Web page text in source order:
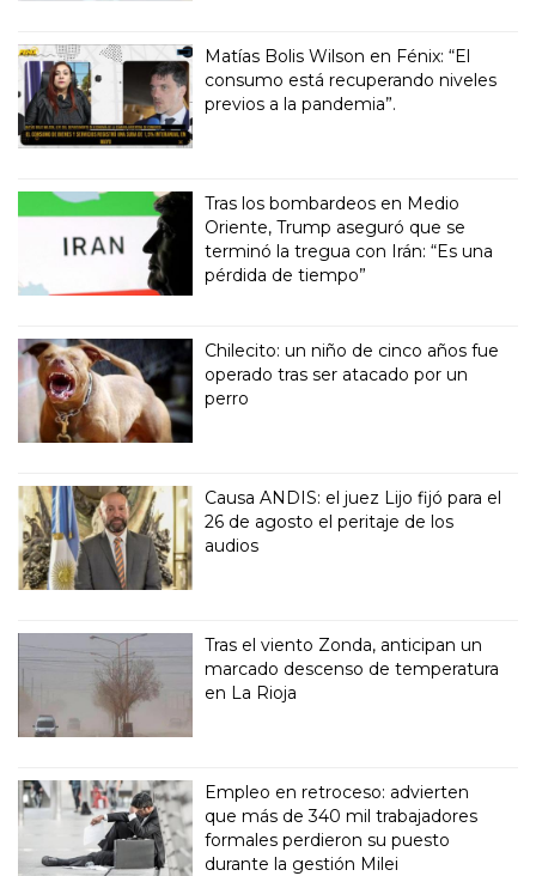
Matías Bolis Wilson en Fénix: “El
consumo está recuperando niveles
previos a la pandemia”.
Tras los bombardeos en Medio
Oriente, Trump aseguró que se
terminó la tregua con Irán: “Es una
pérdida de tiempo”
Chilecito: un niño de cinco años fue
operado tras ser atacado por un
perro
Causa ANDIS: el juez Lijo fijó para el
26 de agosto el peritaje de los
audios
Tras el viento Zonda, anticipan un
marcado descenso de temperatura
en La Rioja
Empleo en retroceso: advierten
que más de 340 mil trabajadores
formales perdieron su puesto
durante la gestión Milei